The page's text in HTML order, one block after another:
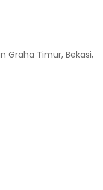
Graha Timur, Bekasi,